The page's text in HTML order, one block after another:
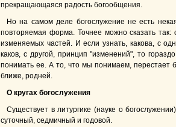
прекращающаяся радость богообщения.
Но на самом деле богослужение не есть
повторяемая форма. Точнее можно сказать так:
изменяемых частей. И если узнать, какова, с
каков, с другой, принцип "изменений", то
понимать ее. А то, что мы понимаем, перестает
ближе, родней.
О кругах богослужения
Существует в литургике (науке о
суточный, седмичный и годовой.